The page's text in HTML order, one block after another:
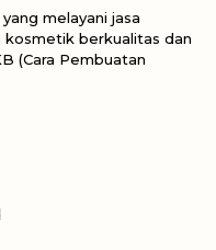
melayani jasa
berkualitas dan
(Cara Pembuatan